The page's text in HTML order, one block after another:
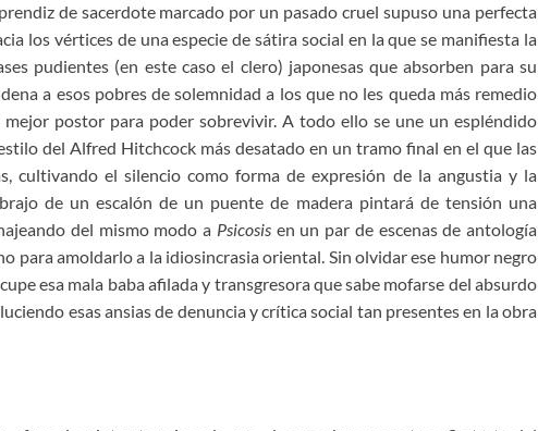
de sacerdote marcado por un pasado cruel supuso una perfecta
los vértices de una especie de sátira social en la que se manifiesta la
pudientes (en este caso el clero) japonesas que absorben para su
a esos pobres de solemnidad a los que no les queda más remedio
postor para poder sobrevivir. A todo ello se une un espléndido
del Alfred Hitchcock más desatado en un tramo final en el que las
cultivando el silencio como forma de expresión de la angustia y la
de un escalón de un puente de madera pintará de tensión una
del mismo modo a Psicosisen un par de escenas de antología
para amoldarlo a la idiosincrasia oriental. Sin olvidar ese humor negro
esa mala baba afilada y transgresora que sabe mofarse del absurdo
esas ansias de denuncia y crítica social tan presentes en la obra